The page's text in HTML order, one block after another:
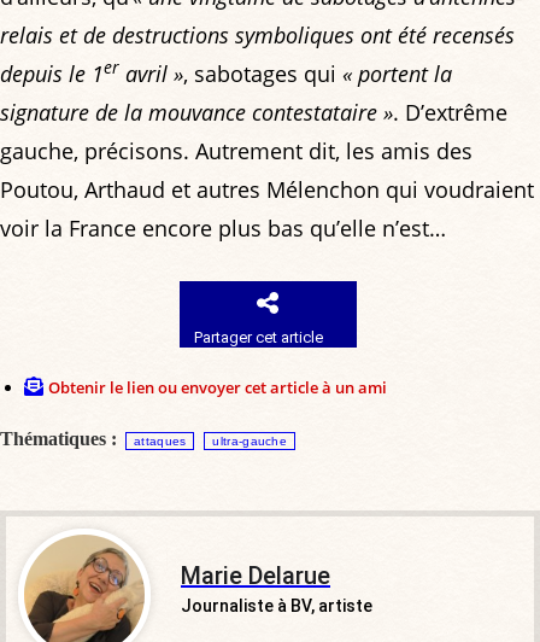
relais et de destructions symboliques ont été recensés
depuis le 1er avril », sabotages qui « portent la
signature de la mouvance contestataire ». D’extrême
gauche, précisons. Autrement dit, les amis des
Poutou, Arthaud et autres Mélenchon qui voudraient
voir la France encore plus bas qu’elle n’est…
Partager cet article
Obtenir le lien ou envoyer cet article à un ami
Thématiques : attaques ultra-gauche
Marie Delarue
Journaliste à BV, artiste